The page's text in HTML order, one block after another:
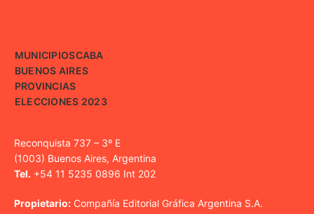
MUNICIPIOSCABA
BUENOS AIRES
PROVINCIAS
ELECCIONES 2023
Reconquista 737 – 3º E
(1003) Buenos Aires, Argentina
Tel. +54 11 5235 0896 Int 202
Propietario: Compañía Editorial Gráfica Argentina S.A.